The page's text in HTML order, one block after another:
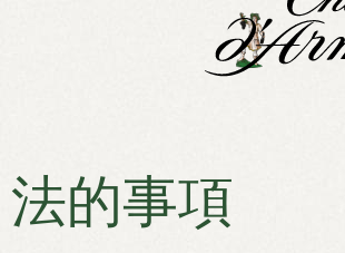
法的事項